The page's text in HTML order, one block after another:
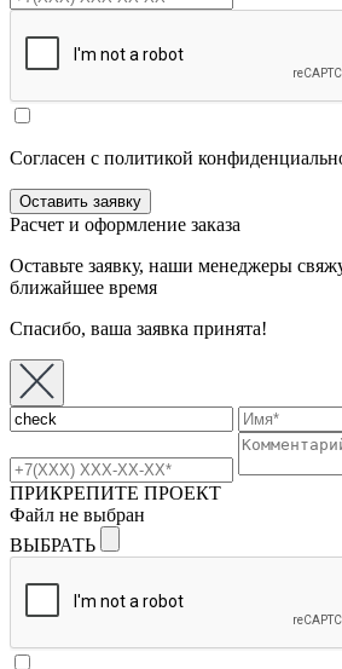
Согласен с политикой
Расчет и оформление заказа
Оставьте заявку, наши менеджеры
ближайшее время
Спасибо, ваша заявка принята!
ПРИКРЕПИТЕ ПРОЕКТ
Файл не выбран
ВЫБРАТЬ